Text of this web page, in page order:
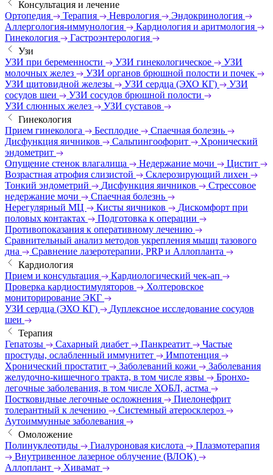
Консультация и лечение
Ортопедия
Терапия Неврология
Эндокринология
Аллергология-иммунология
Кардиология и аритмология
Гинекология
Гастроэнтерология
Узи
УЗИ при беременности
УЗИ гинекологическое
УЗИ
молочных желез
УЗИ органов брюшной полости и почек
УЗИ щитовидной железы
УЗИ сердца (ЭХО КГ)
УЗИ
сосудов шеи
УЗИ сосудов брюшной полости
УЗИ слюнных желез
УЗИ суставов
Гинекология
Прием гинеколога
Бесплодие
Спаечная болезнь
Дисфункция яичников
Сальпингоофорит
Хронический
эндометрит
Опущение стенок влагалища
Недержание мочи
Цистит
Возрастная атрофия слизистой
Склерозирующий лихен
Тонкий эндометрий
Дисфункция яичников
Стрессовое
недержание мочи
Спаечная болезнь
Нерегулярный МЦ
Кисты яичников
Дискомфорт при
половых контактах
Подготовка к операции
Противопоказания к оперативному лечению
Сравнительный анализ методов укрепления мышц тазового
дна
Сравнение лазеротерапии, PRP и Аллопланта
Кардиология
Прием и консультация
Кардиологический чек-ап
Проверка кардиостимуляторов
Холтеровское
мониторирование ЭКГ
УЗИ сердца (ЭХО КГ)
Дуплексное исследование сосудов
шеи
Терапия
Гепатозы
Сахарный диабет Панкреатит
Частые
простуды, ослабленный иммунитет
Импотенция
Хронический простатит
Заболеваний кожи
Заболевания
желудочно-кишечного тракта, в том числе язвы
Бронхо-
легочные заболевания, в том числе ХОБЛ, астма
Постковидные легочные осложнения
Пиелонефрит
толерантный к лечению
Системный атеросклероз
Аутоиммунные заболевания
Омоложение
Полинуклеотиды
Гиалуроновая кислота
Плазмотерапия
Внутривенное лазерное облучение (ВЛОК)
Аллоплант
Хивамат